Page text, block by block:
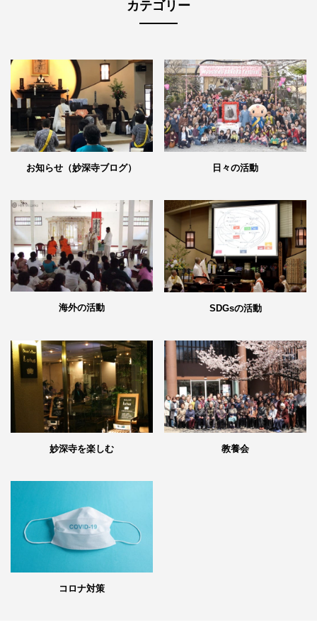
カテゴリー
お知らせ（妙深寺ブログ） 日々の活動
海外の活動 SDGsの活動
妙深寺を楽しむ 教養会
コロナ対策